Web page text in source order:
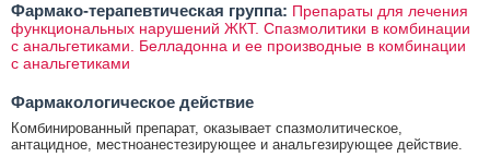
Фармако-терапевтическая группа: Препараты для лечения
функциональных нарушений ЖКТ. Спазмолитики в комбинации
с анальгетиками. Белладонна и ее производные в комбинации
с анальгетиками
Фармакологическое действие
Комбинированный препарат, оказывает спазмолитическое,
антацидное, местноанестезирующее и анальгезирующее действие.